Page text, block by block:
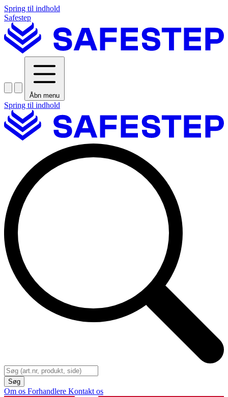
Spring til indhold
Safestep
Åbn menu
Spring til indhold
Om os Forhandlere Kontakt os